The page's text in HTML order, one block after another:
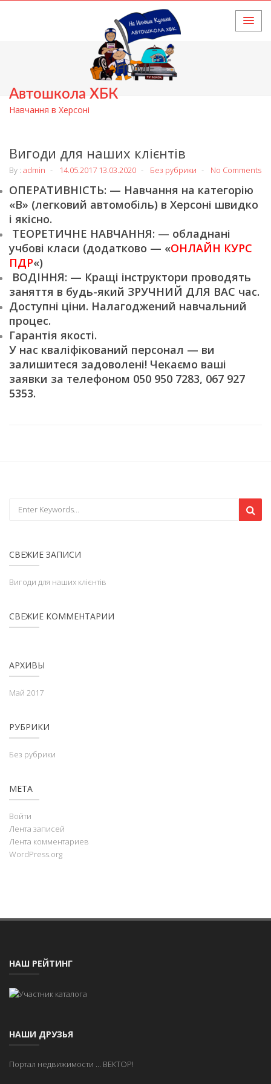
Автошкола ХБК
Навчання в Херсоні
HOME
Вигоди для наших клієнтів
By : admin 14.05.2017 13.03.2020 Без рубрики No Comments
ОПЕРАТИВНІСТЬ: — Навчання на категорію
«В» (легковий автомобіль) в Херсоні швидко
і якісно.
ТЕОРЕТИЧНЕ НАВЧАННЯ: — обладнані
учбові класи (додатково — «ОНЛАЙН КУРС
ПДР«)
ВОДІННЯ: — Кращі інструктори проводять
заняття в будь-який ЗРУЧНИЙ ДЛЯ ВАС час.
Доступні ціни. Налагоджений навчальний
процес.
Гарантія якості.
У нас кваліфікований персонал — ви
залишитеся задоволені! Чекаємо ваші
заявки за телефоном 050 950 7283, 067 927
5353.
СВЕЖИЕ ЗАПИСИ
Вигоди для наших клієнтів
СВЕЖИЕ КОММЕНТАРИИ
АРХИВЫ
Май 2017
РУБРИКИ
Без рубрики
МЕТА
Войти
Лента записей
Лента комментариев
WordPress.org
НАШ РЕЙТИНГ
НАШИ ДРУЗЬЯ
Портал недвижимости ... ВЕКТОР!